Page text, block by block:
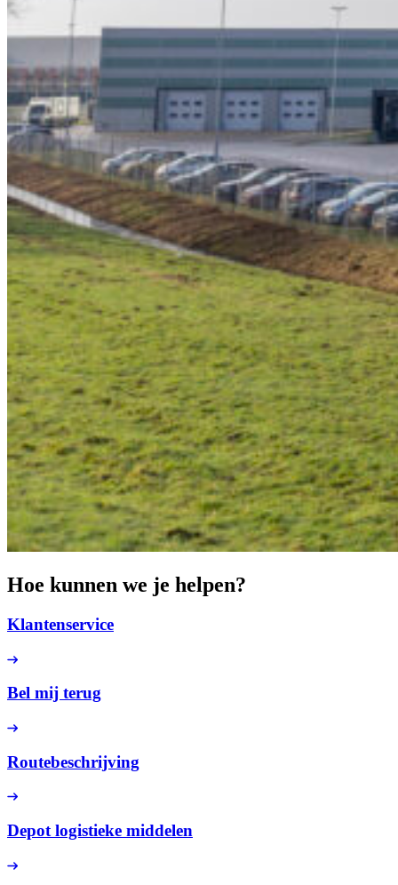
Hoe kunnen we je helpen?
Klantenservice
Bel mij terug
Routebeschrijving
Depot logistieke middelen